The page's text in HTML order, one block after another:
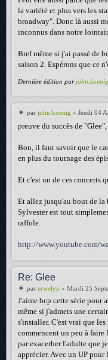
la variété et plus vers les
broadway". Donc là aussi
inconnus dans notre
Bref même si j'ai passé de
saison 2. Espérons que ce
Dernière édition par john.koenig
par john.koenig » Jeudi 04
preuve du succès de
Bon, il faut savoir que le
en plus du tournage des
Et c'est un de ces concerts
Et allez jusqu'au bout de la
Sylvester est tout
raffole.
http://www.youtube.com/
Re: Glee
par erwelyn » Mardi 25
J'aime bcp cette série pour
même si j'admets une
s'installer. C'est vrai que
commencent un peu à
par exacerber l'adulte que
apprécier. Avec un UP pour